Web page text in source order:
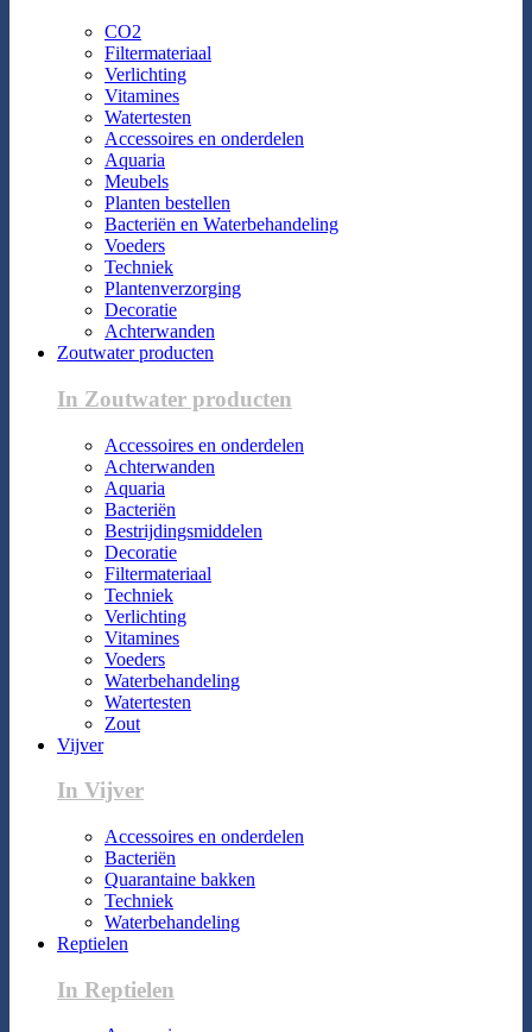
CO2
Filtermateriaal
Verlichting
Vitamines
Watertesten
Accessoires en onderdelen
Aquaria
Meubels
Planten bestellen
Bacteriën en Waterbehandeling
Voeders
Techniek
Plantenverzorging
Decoratie
Achterwanden
Zoutwater producten
In Zoutwater producten
Accessoires en onderdelen
Achterwanden
Aquaria
Bacteriën
Bestrijdingsmiddelen
Decoratie
Filtermateriaal
Techniek
Verlichting
Vitamines
Voeders
Waterbehandeling
Watertesten
Zout
Vijver
In Vijver
Accessoires en onderdelen
Bacteriën
Quarantaine bakken
Techniek
Waterbehandeling
Reptielen
In Reptielen